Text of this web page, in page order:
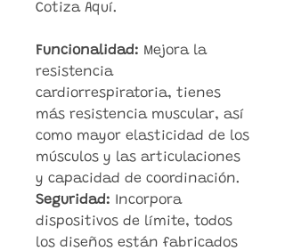
Cotiza Aquí.
Funcionalidad: Mejora la
resistencia
cardiorrespiratoria, tienes
más resistencia muscular, así
como mayor elasticidad de los
músculos y las articulaciones
y capacidad de coordinación.
Seguridad:
Incorpora
dispositivos de límite, todos
los diseños están fabricados